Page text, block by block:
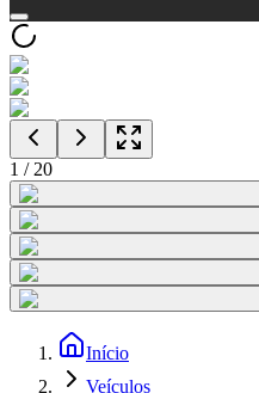
1 / 20
Início
Veículos